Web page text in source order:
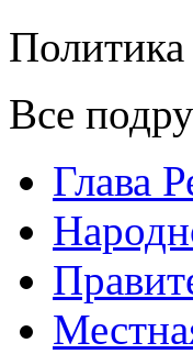
Политика
Все
Глава